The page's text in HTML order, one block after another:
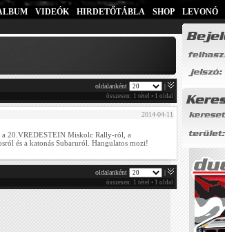
VIDEÓK HIRDETŐTÁBLA SHOP LEVONÓ
oldalanként |
összesen: 1 tétel • 1 oldal
2014-04-11
a 20.VREDESTEIN Miskolc Rally-ról, a
és a katonás Subaruról. Hangulatos mozi!
oldalanként |
összesen: 1 tétel • 1 oldal